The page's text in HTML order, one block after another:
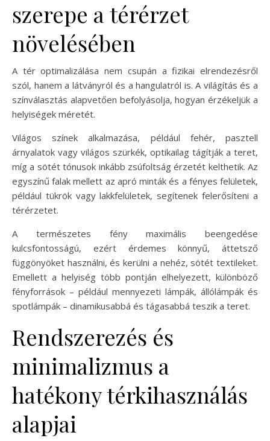
szerepe a térérzet
növelésében
A tér optimalizálása nem csupán a fizikai elrendezésről
szól, hanem a látványról és a hangulatról is. A világítás és a
színválasztás alapvetően befolyásolja, hogyan érzékeljük a
helyiségek méretét.
Világos színek alkalmazása, például fehér, pasztell
árnyalatok vagy világos szürkék, optikailag tágítják a teret,
míg a sötét tónusok inkább zsúfoltság érzetét kelthetik. Az
egyszínű falak mellett az apró minták és a fényes felületek,
például tükrök vagy lakkfelületek, segítenek felerősíteni a
térérzetet.
A természetes fény maximális beengedése
kulcsfontosságú, ezért érdemes könnyű, áttetsző
függönyöket használni, és kerülni a nehéz, sötét textileket.
Emellett a helyiség több pontján elhelyezett, különböző
fényforrások – például mennyezeti lámpák, állólámpák és
spotlámpák – dinamikusabbá és tágasabbá teszik a teret.
Rendszerezés és
minimalizmus a
hatékony térkihasználás
alapjai